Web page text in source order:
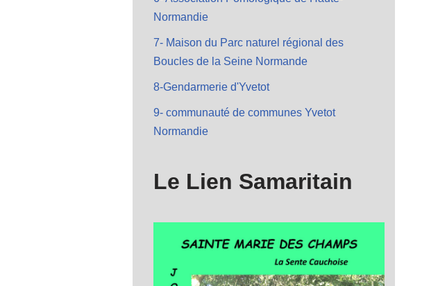
Normandie
7- Maison du Parc naturel régional des
Boucles de la Seine Normande
8-Gendarmerie d'Yvetot
9- communauté de communes Yvetot
Normandie
Le Lien Samaritain